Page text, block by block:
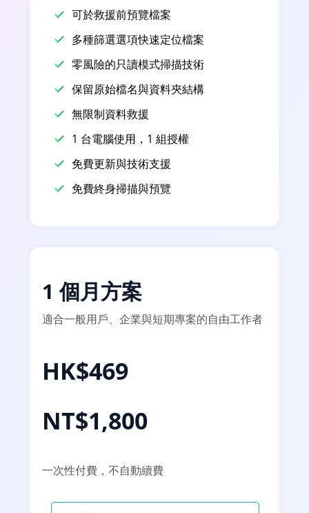
可於救援前預覽檔案
多種篩選選項快速定位檔案
零風險的只讀模式掃描技術
保留原始檔名與資料夾結構
無限制資料救援
1 台電腦使用，1 組授權
免費更新與技術支援
免費終身掃描與預覽
1 個月方案
適合一般用戶、企業與短期專案的自由工作者
HK$469
NT$1,800
一次性付費，不自動續費